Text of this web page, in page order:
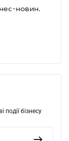
новин.
бізнесу